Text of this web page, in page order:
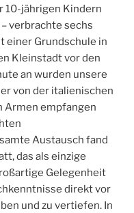
10-jährigen Kindern
verbrachte sechs
einer Grundschule in
Kleinstadt vor den
an wurden unsere
von der italienischen
Armen empfangen
Austausch fand
das als einzige
Gelegenheit
direkt vor
und zu vertiefen. In